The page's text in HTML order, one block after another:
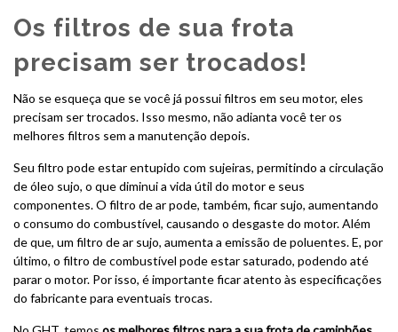
Os filtros de sua frota
precisam ser trocados!
Não se esqueça que se você já possui filtros em seu motor, eles
precisam ser trocados. Isso mesmo, não adianta você ter os
melhores filtros sem a manutenção depois.
Seu filtro pode estar entupido com sujeiras, permitindo a circulação
de óleo sujo, o que diminui a vida útil do motor e seus
componentes. O filtro de ar pode, também, ficar sujo, aumentando
o consumo do combustível, causando o desgaste do motor. Além
de que, um filtro de ar sujo, aumenta a emissão de poluentes. E, por
último, o filtro de combustível pode estar saturado, podendo até
parar o motor. Por isso, é importante ficar atento às especificações
do fabricante para eventuais trocas.